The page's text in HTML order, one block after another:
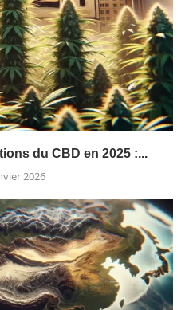
du CBD en 2025 :...
2026